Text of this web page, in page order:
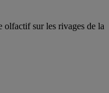
sur les rivages de la